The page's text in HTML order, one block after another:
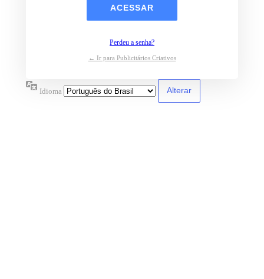
Perdeu a senha?
← Ir para Publicitários Criativos
Idioma